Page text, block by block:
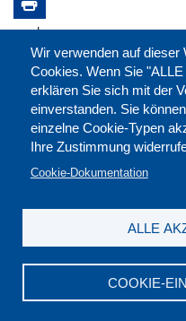
Wir verwenden auf dieser
Cookies. Wenn Sie
erklären Sie sich mit der
einverstanden. Sie
einzelne Cookie-Typen
Ihre Zustimmung
Cookie-Dokumentation
COOKIE-
ALLE
merken:
DGB-Bildungswerk NRW